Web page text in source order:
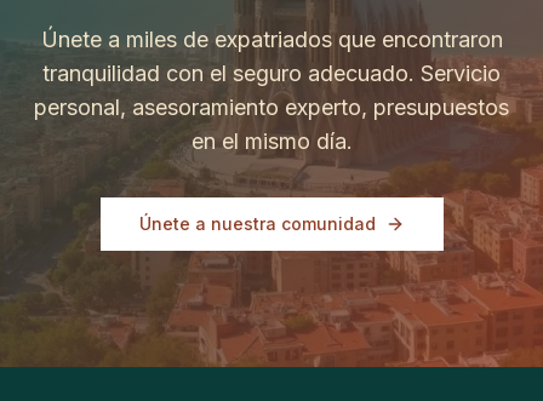
Únete a miles de expatriados que encontraron
tranquilidad con el seguro adecuado. Servicio
personal, asesoramiento experto, presupuestos
en el mismo día.
Únete a nuestra comunidad